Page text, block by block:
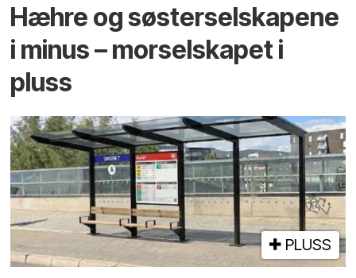
Hæhre og søster­selskapene
i minus – mor­selskapet i
pluss
PLUSS